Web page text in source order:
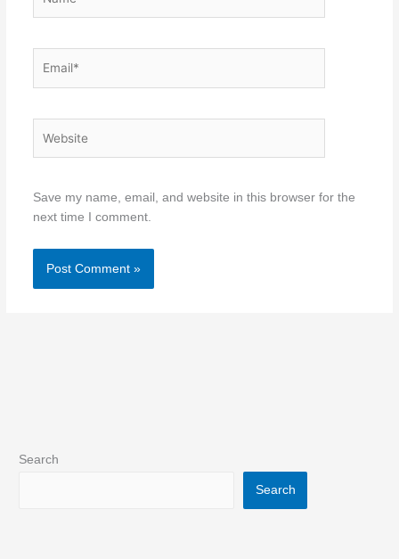
Save my name, email, and website in this browser for the
next time I comment.
Search
Search